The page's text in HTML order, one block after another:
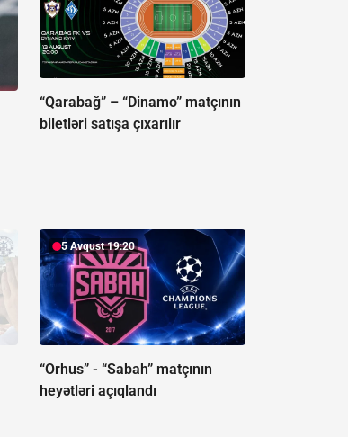
“Qarabağ” – “Dinamo” matçının
biletləri satışa çıxarılır
5 Avqust 19:20
“Orhus” - “Sabah” matçının
heyətləri açıqlandı